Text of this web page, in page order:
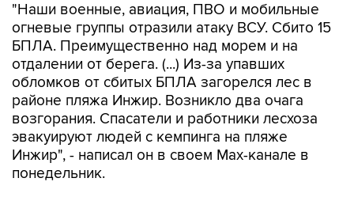
"Наши военные, авиация, ПВО и мобильные
огневые группы отразили атаку ВСУ. Сбито 15
БПЛА. Преимущественно над морем и на
отдалении от берега. (...) Из-за упавших
обломков от сбитых БПЛА загорелся лес в
районе пляжа Инжир. Возникло два очага
возгорания. Спасатели и работники лесхоза
эвакуируют людей с кемпинга на пляже
Инжир", - написал он в своем Мах-канале в
понедельник.